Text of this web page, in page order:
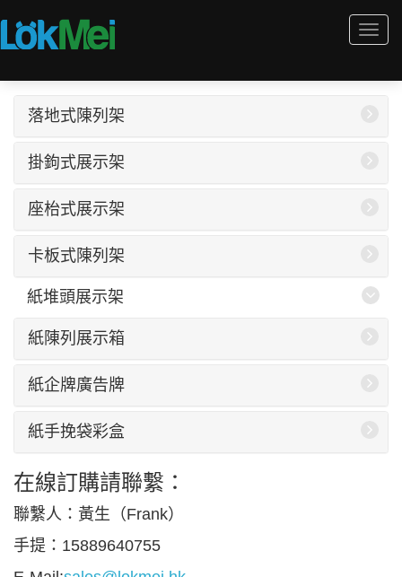
落地式陳列架
掛鉤式展示架
座枱式展示架
卡板式陳列架
紙堆頭展示架
紙陳列展示箱
紙企牌廣告牌
紙手挽袋彩盒
在線訂購請聯繫：
聯繫人：黃生（Frank）
手提：15889640755